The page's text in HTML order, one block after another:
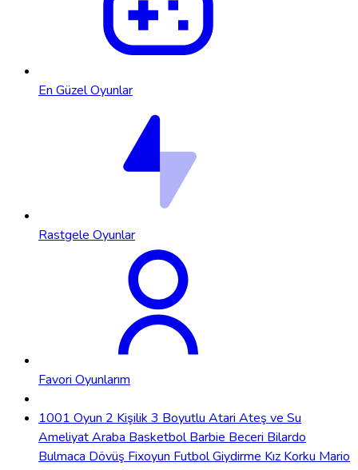
En Güzel Oyunlar
Rastgele Oyunlar
Favori Oyunlarım
1001 Oyun 2 Kişilik 3 Boyutlu Atari Ateş ve Su
AmeliyatAraba BasketbolBarbie Beceri Bilardo
Bulmaca Dövüş Fixoyun FutbolGiydirme Kız Korku Mario